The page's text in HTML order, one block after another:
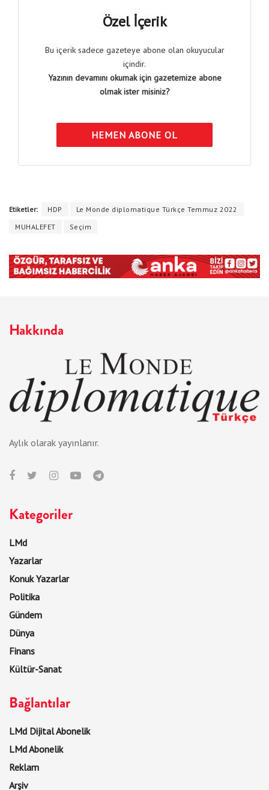
Özel İçerik
Bu içerik sadece gazeteye abone olan okuyucular
içindir.
Yazının devamını okumak için gazetemize abone
olmak ister misiniz?
HEMEN ABONE OL
Etiketler: HDP
Le Monde diplomatique Türkçe Temmuz 2022
MUHALEFET
Seçim
Hakkında
Aylık olarak yayınlanır.
Kategoriler
LMd
Yazarlar
Konuk Yazarlar
Politika
Gündem
Dünya
Finans
Kültür-Sanat
Bağlantılar
LMd Dijital Abonelik
LMd Abonelik
Reklam
Arşiv